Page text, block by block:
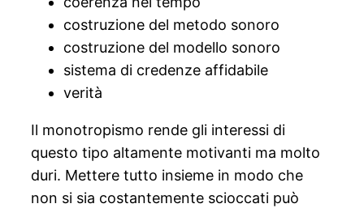
costruzione del metodo sonoro
costruzione del modello sonoro
sistema di credenze affidabile
verità
Il monotropismo rende gli interessi di
questo tipo altamente motivanti ma molto
duri. Mettere tutto insieme in modo che
non si sia costantemente scioccati può